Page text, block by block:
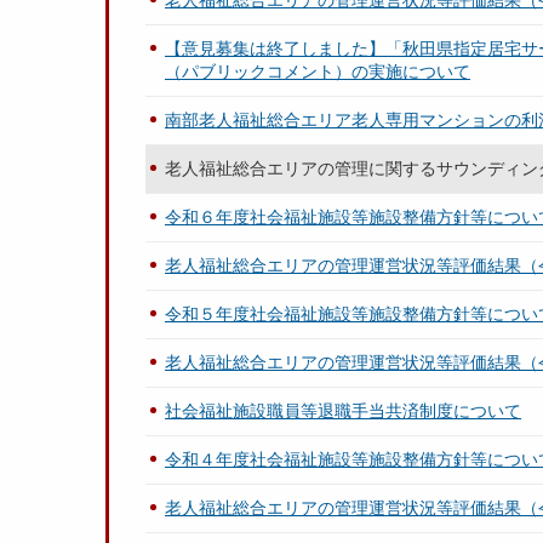
【意見募集は終了しました】「秋田県指定居宅
（パブリックコメント）の実施について
南部老人福祉総合エリア老人専用マンションの
老人福祉総合エリアの管理に関するサウンディ
令和６年度社会福祉施設等施設整備方針等につ
老人福祉総合エリアの管理運営状況等評価結果
令和５年度社会福祉施設等施設整備方針等につい
老人福祉総合エリアの管理運営状況等評価結果
社会福祉施設職員等退職手当共済制度について
令和４年度社会福祉施設等施設整備方針等につい
老人福祉総合エリアの管理運営状況等評価結果